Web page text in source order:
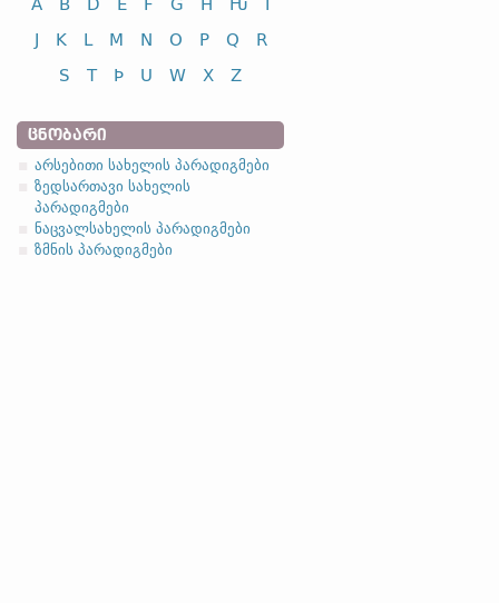
A B D E F G H Ƕ
I
J
K L M N O P Q
R
S
T Þ U W X Z
ᲪᲜᲝᲑᲐᲠᲘ
არსებითი სახელის პარადიგმები
ზედსართავი სახელის
პარადიგმები
ნაცვალსახელის პარადიგმები
ზმნის პარადიგმები